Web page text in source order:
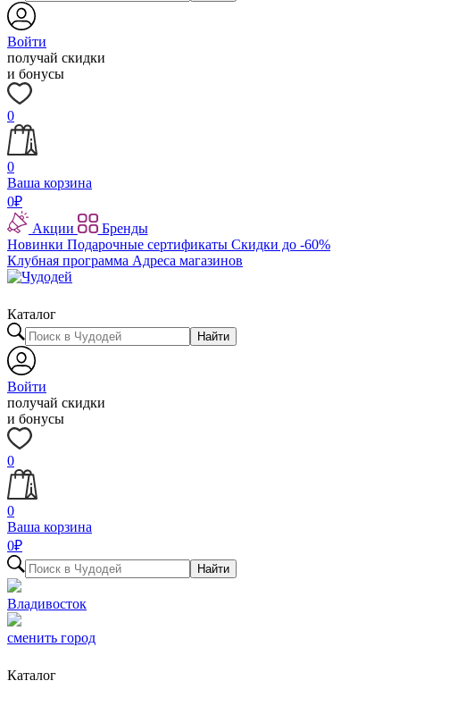
Войти
получай скидки
и бонусы
0
0
Ваша корзина
0₽
Акции
Бренды
Новинки Подарочные сертификаты Скидки до -60%
Клубная программа Адреса магазинов
Каталог
Найти
Войти
получай скидки
и бонусы
0
0
Ваша корзина
0₽
Найти
Владивосток
сменить город
Каталог